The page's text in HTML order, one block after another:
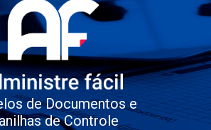
de Documentos e
de Controle